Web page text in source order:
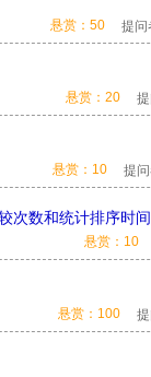
提问
悬赏：50
悬赏：20
提
悬赏：10
次数和统计排序时间
悬赏：10
悬赏：100